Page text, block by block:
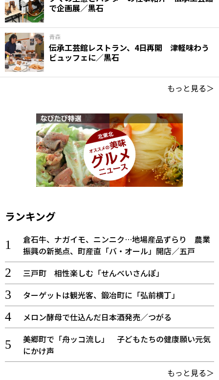
で企画展／黒石
青森
伝承工芸館レストラン、4日再開 津軽味わう
ビュッフェに／黒石
もっと見る＞
ランキング
倉石牛、ナガイモ、ニンニク…地場産品ずらり 農業
振興の新拠点、町産直「バ・オール」開店／五戸
三戸町 相性楽しむ「せんべいさんぽ」
ターゲットは観光客、鍛冶町に「弘前横丁」
メロン酵母で仕込んだ日本酒発売／つがる
美郷町で「舟ッコ流し」 子どもたちの健康願い元気
にかけ声
もっと見る＞